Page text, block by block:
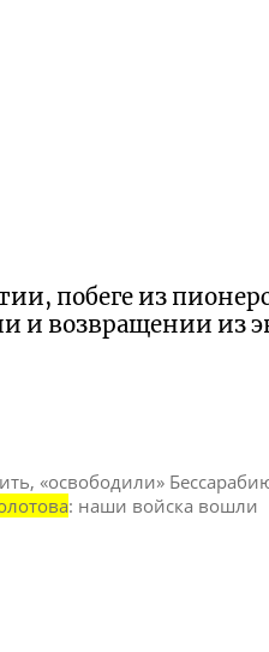
побеге из
и возвращении из
«освободили»
: наши войска вошли